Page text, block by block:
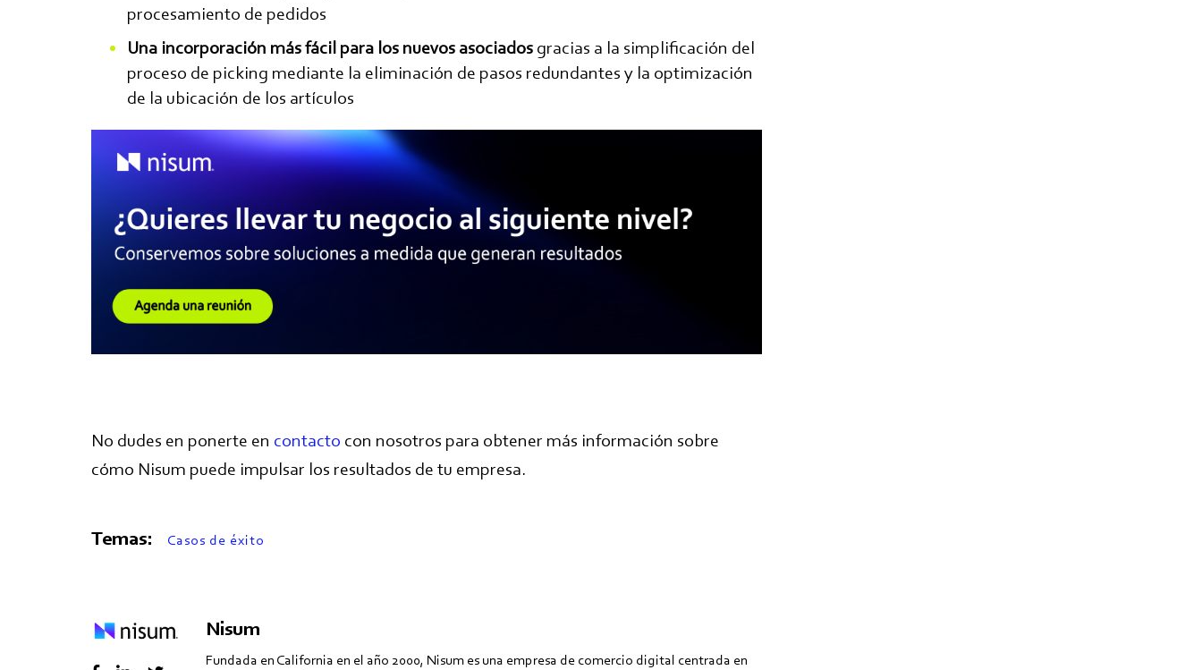
procesamiento de pedidos
Una incorporación más fácil para los nuevos asociados gracias a la simplificación del
proceso de picking mediante la eliminación de pasos redundantes y la optimización
de la ubicación de los artículos
No dudes en ponerte en contacto con nosotros para obtener más información sobre
cómo Nisum puede impulsar los resultados de tu empresa.
Temas: Casos de éxito
Nisum
Fundada en California en el año 2000, Nisum es una empresa de comercio digital centrada en